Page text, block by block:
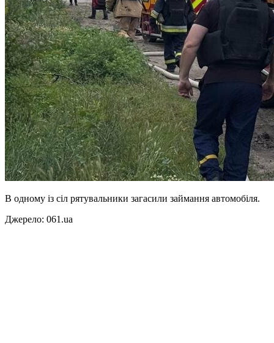
В одному із сіл рятувальники загасили займання автомобіля.
Джерело: 061.ua